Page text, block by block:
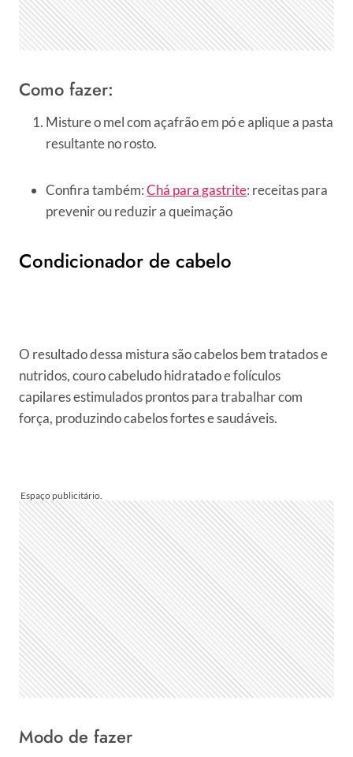
Como fazer:
Misture o mel com açafrão em pó e aplique a pasta
resultante no rosto.
Confira também:Chá para gastrite: receitas para
prevenir ou reduzir a queimação
Condicionador de cabelo
O resultado dessa mistura são cabelos bem tratados e
nutridos, couro cabeludo hidratado e folículos
capilares estimulados prontos para trabalhar com
força, produzindo cabelos fortes e saudáveis.
Modo de fazer